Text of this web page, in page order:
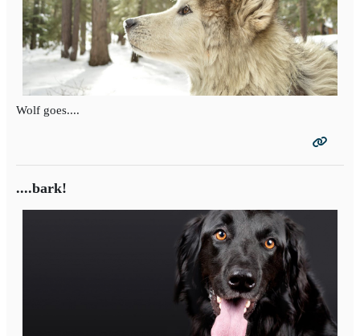
Wolf goes....
....bark!